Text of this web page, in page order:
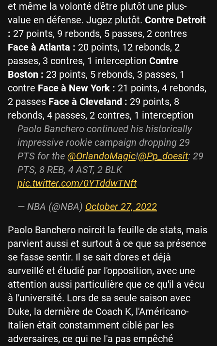
et même la volonté d'être plutôt une plus-
value en défense. Jugez plutôt. Contre Detroit
: 27 points, 9 rebonds, 5 passes, 2 contres
Face à Atlanta : 20 points, 12 rebonds, 2
passes, 3 contres, 1 interception Contre
Boston : 23 points, 5 rebonds, 3 passes, 1
contre Face à New York : 21 points, 4 rebonds,
2 passes Face à Cleveland : 29 points, 8
rebonds, 4 passes, 2 contres, 1 interception
Paolo Banchero continued his historically
impressive rookie campaign dropping 29
PTS for the @OrlandoMagic!@Pp_doesit: 29
PTS, 8 REB, 4 AST, 2 BLK
pic.twitter.com/0YTddwTNft
— NBA (@NBA) October 27, 2022
Paolo Banchero noircit la feuille de stats, mais
parvient aussi et surtout à ce que sa présence
se fasse sentir. Il se sait d'ores et déjà
surveillé et étudié par l'opposition, avec une
attention aussi particulière que ce qu'il a vécu
à l'université. Lors de sa seule saison avec
Duke, la dernière de Coach K, l'Américano-
Italien était constamment ciblé par les
adversaires, ce qui ne l'a pas empêché